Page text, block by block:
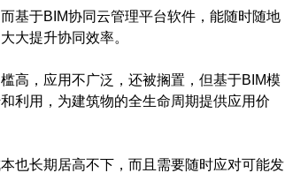
基于BIM协同云管理平台软件，能随时随地
大提升协同效率。
高，应用不广泛，还被搁置，但基于BIM模
利用，为建筑物的全生命周期提供应用价
也长期居高不下，而且需要随时应对可能发